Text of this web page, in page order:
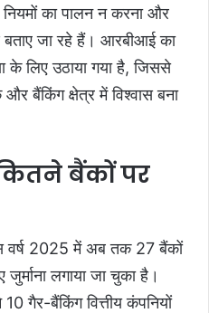
नियमों का पालन न करना और
बताए जा रहे हैं। आरबीआई का
के लिए उठाया गया है, जिससे
बैंकिंग क्षेत्र में विश्वास बना
बैंकों पर
वर्ष 2025 में अब तक 27 बैंकों
लगाया जा चुका है।
गैर-बैंकिंग वित्तीय कंपनियों